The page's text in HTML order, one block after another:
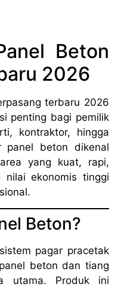
Beton
2026
terbaru 2026
penting bagi pemilik
kontraktor, hingga
panel beton dikenal
yang kuat, rapi,
ekonomis tinggi
Beton?
pagar pracetak
beton dan tiang
utama. Produk ini